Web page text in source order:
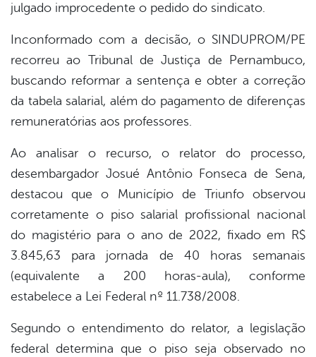
julgado improcedente o pedido do sindicato.
Inconformado com a decisão, o SINDUPROM/PE
recorreu ao Tribunal de Justiça de Pernambuco,
buscando reformar a sentença e obter a correção
da tabela salarial, além do pagamento de diferenças
remuneratórias aos professores.
Ao analisar o recurso, o relator do processo,
desembargador Josué Antônio Fonseca de Sena,
destacou que o Município de Triunfo observou
corretamente o piso salarial profissional nacional
do magistério para o ano de 2022, fixado em R$
3.845,63 para jornada de 40 horas semanais
(equivalente a 200 horas-aula), conforme
estabelece a Lei Federal nº 11.738/2008.
Segundo o entendimento do relator, a legislação
federal determina que o piso seja observado no